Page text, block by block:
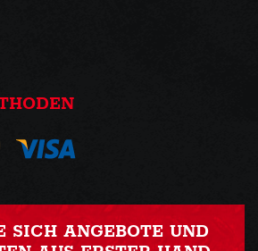
SICH ANGEBOTE UND